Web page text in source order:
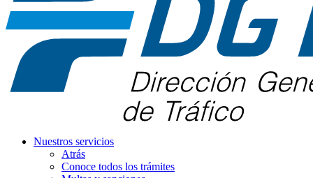
Nuestros servicios
Atrás
Conoce todos los trámites